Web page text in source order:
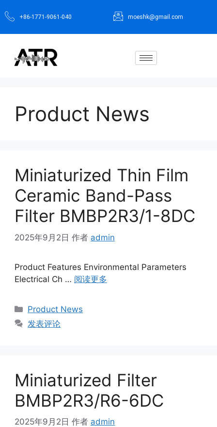
+86-1771-9061-040 moeshk@gmail.com
Product News
Miniaturized Thin Film
Ceramic Band-Pass
Filter BMBP2R3/1-8DC
2025年9月2日 作者 admin
Product Features Environmental Parameters
Electrical Ch … 阅读更多
Product News
发表评论
Miniaturized Filter
BMBP2R3/R6-6DC
2025年9月2日 作者 admin